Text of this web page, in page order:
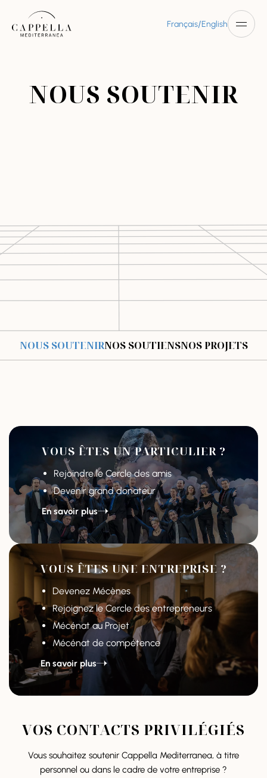
Français/English
NOUS SOUTENIR
NOUS SOUTENIRNOS SOUTIENSNOS PROJETS
VOUS ÊTES UN PARTICULIER ?
Rejoindre le Cercle des amis
Devenir grand donateur
En savoir plus
VOUS ÊTES UNE ENTREPRISE ?
Devenez Mécènes
Rejoignez le Cercle des entrepreneurs
Mécénat au Projet
Mécénat de compétence
En savoir plus
VOS CONTACTS PRIVILÉGIÉS
Vous souhaitez soutenir Cappella Mediterranea, à titre
personnel ou dans le cadre de votre entreprise ?